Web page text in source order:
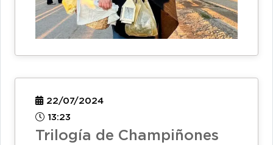
22/07/2024
13:23
Trilogía de Champiñones